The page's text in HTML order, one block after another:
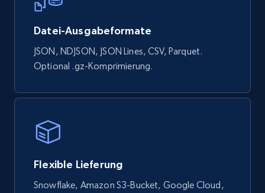
Datei-Ausgabeformate
JSON, NDJSON, JSON Lines, CSV, Parquet.
Optional .gz-Komprimierung.
Flexible Lieferung
Snowflake, Amazon S3-Bucket, Google Cloud,